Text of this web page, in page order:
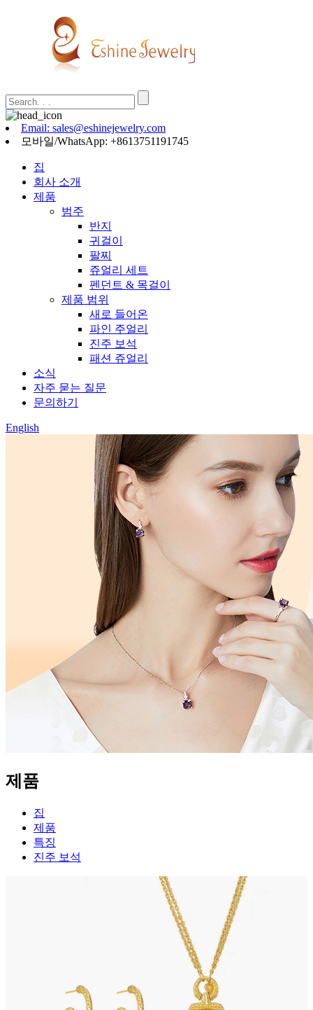
Email: sales@eshinejewelry.com
모바일/WhatsApp: +8613751191745
집
회사 소개
제품
범주
반지
귀걸이
팔찌
쥬얼리 세트
펜던트 & 목걸이
제품 범위
새로 들어온
파인 주얼리
진주 보석
패션 쥬얼리
소식
자주 묻는 질문
문의하기
English
제품
집
제품
특징
진주 보석